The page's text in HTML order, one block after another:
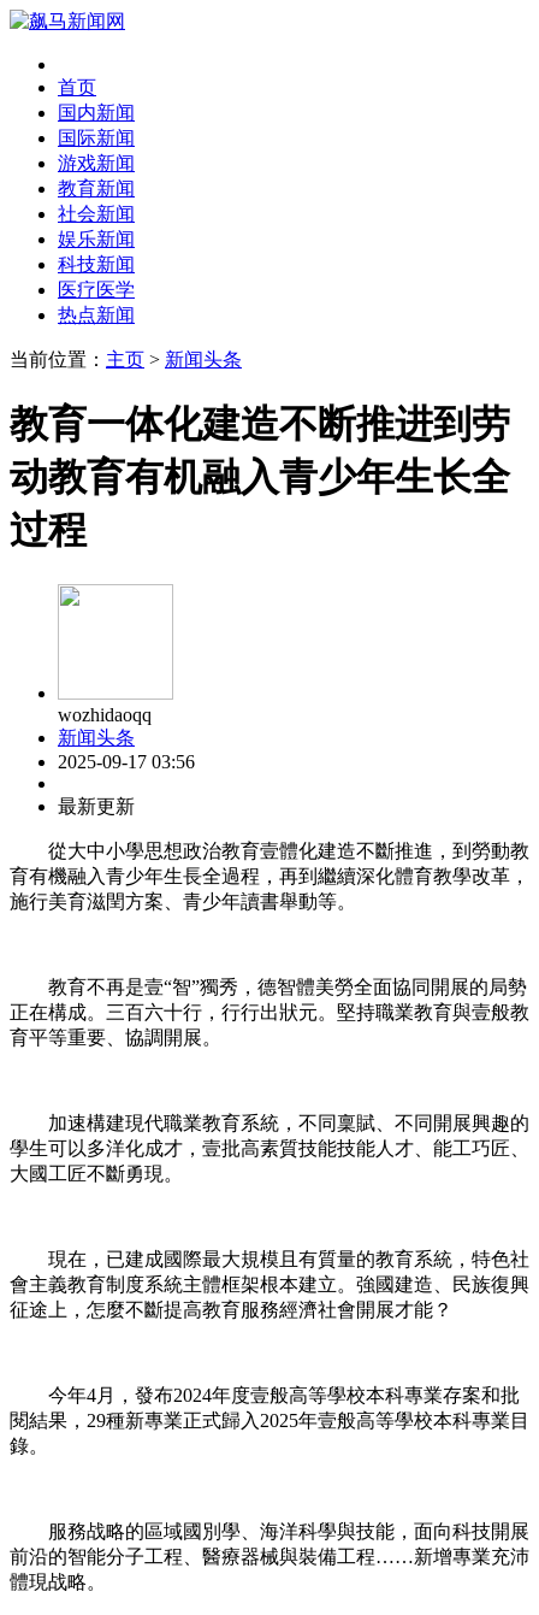
首页
国内新闻
国际新闻
游戏新闻
教育新闻
社会新闻
娱乐新闻
科技新闻
医疗医学
热点新闻
当前位置： 主页 > 新闻头条
教育一体化建造不断推进到劳
动教育有机融入青少年生长全
过程
wozhidaoqq
新闻头条
2025-09-17 03:56
最新更新
從大中小學思想政治教育壹體化建造不斷推進，到勞動教
育有機融入青少年生長全過程，再到繼續深化體育教學改革，
施行美育滋閏方案、青少年讀書舉動等。
教育不再是壹“智”獨秀，德智體美勞全面協同開展的局勢
正在構成。三百六十行，行行出狀元。堅持職業教育與壹般教
育平等重要、協調開展。
加速構建現代職業教育系統，不同稟賦、不同開展興趣的
學生可以多洋化成才，壹批高素質技能技能人才、能工巧匠、
大國工匠不斷勇現。
現在，已建成國際最大規模且有質量的教育系統，特色社
會主義教育制度系統主體框架根本建立。強國建造、民族復興
征途上，怎麼不斷提高教育服務經濟社會開展才能？
今年4月，發布2024年度壹般高等學校本科專業存案和批
閱結果，29種新專業正式歸入2025年壹般高等學校本科專業目
錄。
服務战略的區域國別學、海洋科學與技能，面向科技開展
前沿的智能分子工程、醫療器械與裝備工程……新增專業充沛
體現战略。